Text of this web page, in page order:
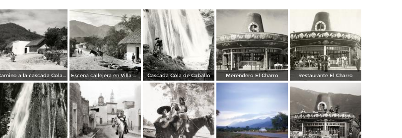
Camino a la cascada Cola de Caballo Escena callejera en Villa de Santiago.. Cascada Cola de Caballo Merendero El Charro Restaurante El Charro